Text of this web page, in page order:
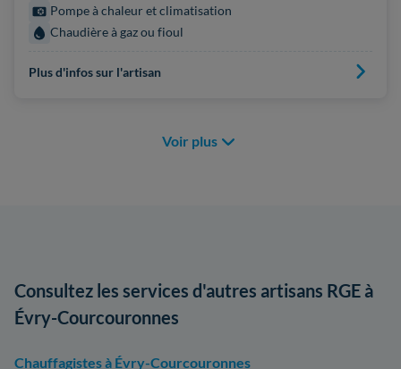
Pompe à chaleur et climatisation
Chaudière à gaz ou fioul
Plus d'infos sur l'artisan
Voir plus
Consultez les services d'autres artisans RGE à
Évry-Courcouronnes
Chauffagistes à Évry-Courcouronnes